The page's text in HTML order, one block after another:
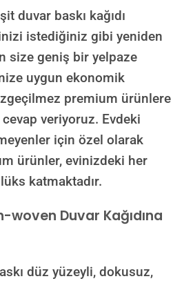
duvar baskı kağıdı
istediğiniz gibi yeniden
size geniş bir yelpaze
uygun ekonomik
premium ürünlere
veriyoruz. Evdeki
için özel olarak
ürünler, evinizdeki her
katmaktadır.
woven Duvar Kağıdına
düz yüzeyli, dokusuz,